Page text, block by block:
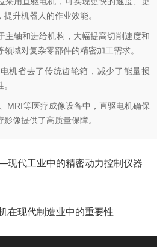
升机器人的作业效能。
轴和进给机构，大幅提高切削速度和
域对复杂零部件的精密加工需求。
省去了传统齿轮箱，减少了能量损
等医疗成像设备中，直驱电机确保
像提供了高质量保障。
代工业中的精密动力控制仪器
在现代制造业中的重要性